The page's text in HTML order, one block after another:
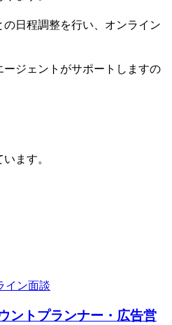
日程調整を行い、オンライン
ージェントがサポートしますの
ます。
イン面談
ントプランナー・広告営